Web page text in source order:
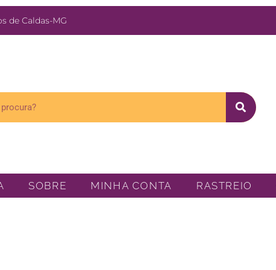
de Caldas-MG
SOBRE MINHA CONTA RASTREIO